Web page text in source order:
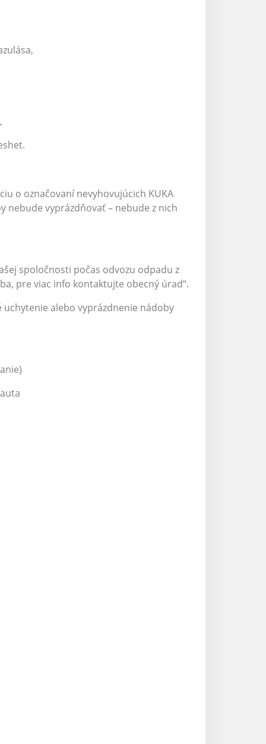
o označovaní nevyhovujúcich KUKA
nebude vyprázdňovať – nebude z nich
spoločnosti počas odvozu odpadu z
pre viac info kontaktujte obecný úrad“.
alebo vyprázdnenie nádoby